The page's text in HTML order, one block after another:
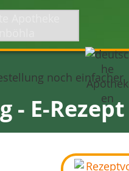
Startseite
Kontakt
Anfahrt
- E-Rezept